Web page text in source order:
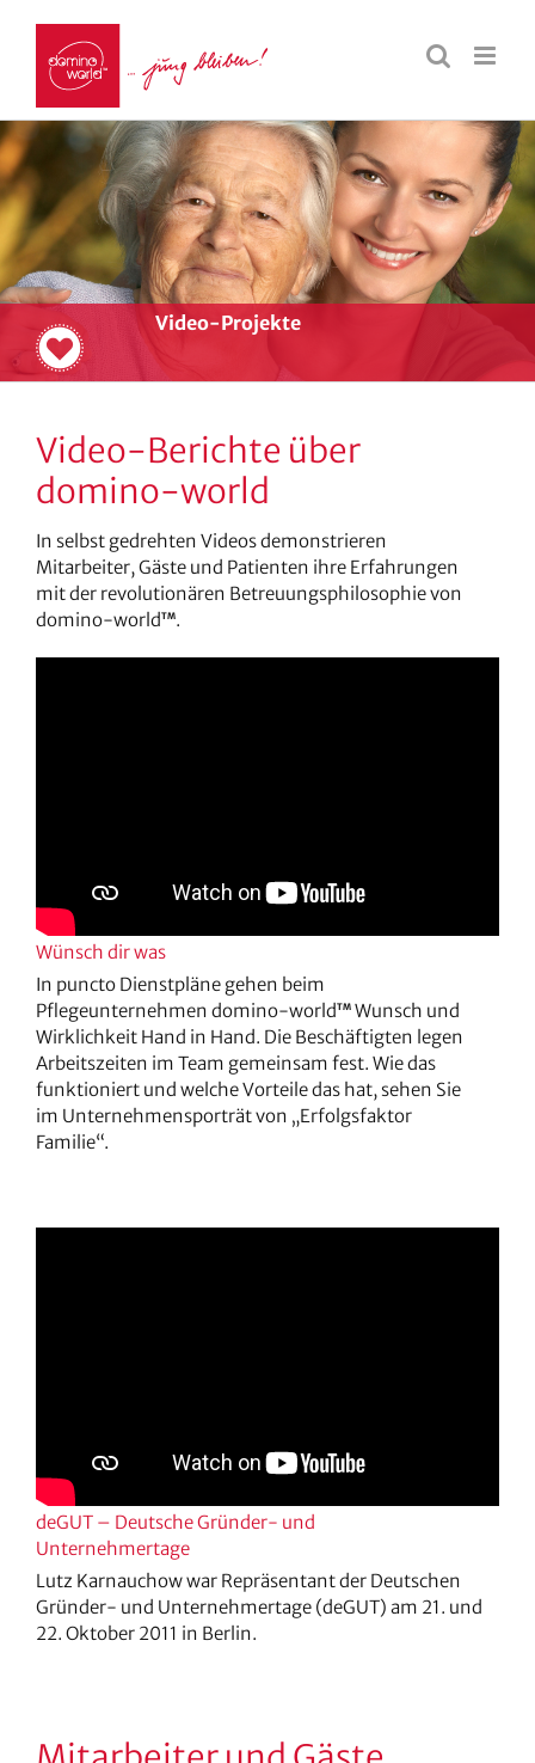
Video-Projekte
Video-Berichte über
domino-world
In selbst gedrehten Videos demonstrieren
Mitarbeiter, Gäste und Patienten ihre Erfahrungen
mit der revolutionären Betreuungsphilosophie von
domino-worldTM.
Wünsch dir was
In puncto Dienstpläne gehen beim
Pflegeunternehmen domino-worldTMWunsch und
Wirklichkeit Hand in Hand. Die Beschäftigten legen
Arbeitszeiten im Team gemeinsam fest. Wie das
funktioniert und welche Vorteile das hat, sehen Sie
im Unternehmensporträt von „Erfolgsfaktor
Familie“.
deGUT – Deutsche Gründer- und
Unternehmertage
Lutz Karnauchow war Repräsentant der Deutschen
Gründer- und Unternehmertage (deGUT) am 21. und
22. Oktober 2011 in Berlin.